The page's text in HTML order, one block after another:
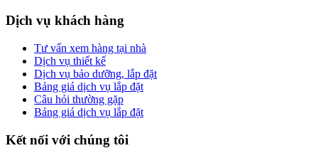
Dịch vụ khách hàng
Tư vấn xem hàng tại nhà
Dịch vụ thiết kế
Dịch vụ bảo dưỡng, lắp đặt
Bảng giá dịch vụ lắp đặt
Câu hỏi thường gặp
Bảng giá dịch vụ lắp đặt
Kết nối với chúng tôi